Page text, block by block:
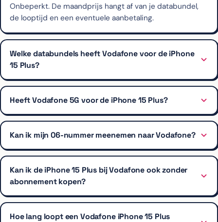
Onbeperkt. De maandprijs hangt af van je databundel,
de looptijd en een eventuele aanbetaling.
Welke databundels heeft Vodafone voor de iPhone
15 Plus?
Heeft Vodafone 5G voor de iPhone 15 Plus?
Kan ik mijn 06-nummer meenemen naar Vodafone?
Kan ik de iPhone 15 Plus bij Vodafone ook zonder
abonnement kopen?
Hoe lang loopt een Vodafone iPhone 15 Plus